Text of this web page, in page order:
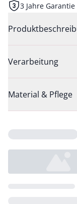
3 Jahre Garantie
Verarbeitung
Material & Pflege